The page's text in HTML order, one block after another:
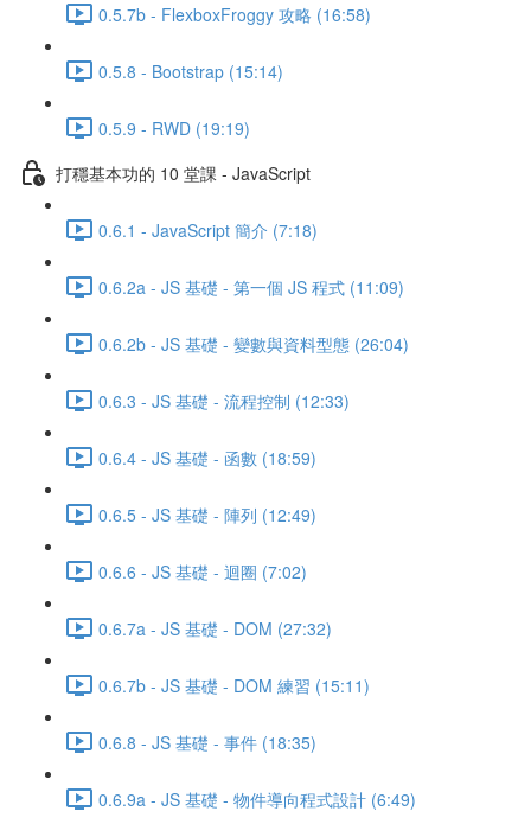
0.5.7b - FlexboxFroggy 攻略 (16:58)
0.5.8 - Bootstrap (15:14)
0.5.9 - RWD (19:19)
打穩基本功的 10 堂課 - JavaScript
0.6.1 - JavaScript 簡介 (7:18)
0.6.2a - JS 基礎 - 第一個 JS 程式 (11:09)
0.6.2b - JS 基礎 - 變數與資料型態 (26:04)
0.6.3 - JS 基礎 - 流程控制 (12:33)
0.6.4 - JS 基礎 - 函數 (18:59)
0.6.5 - JS 基礎 - 陣列 (12:49)
0.6.6 - JS 基礎 - 迴圈 (7:02)
0.6.7a - JS 基礎 - DOM (27:32)
0.6.7b - JS 基礎 - DOM 練習 (15:11)
0.6.8 - JS 基礎 - 事件 (18:35)
0.6.9a - JS 基礎 - 物件導向程式設計 (6:49)